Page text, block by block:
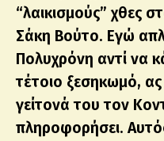
“λαικισμούς” χθες
Σάκη Βούτο. Εγώ
Πολυχρόνη αντί να
τέτοιο ξεσηκωμό,
γείτονά του τον
πληροφορήσει.